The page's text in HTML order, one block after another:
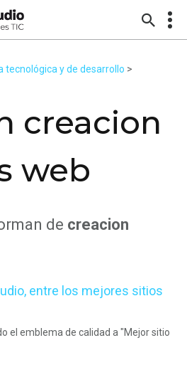
tecnológica y de desarrollo >
creacion
web
de creacion
entre los mejores sitios
el emblema de calidad a "Mejor sitio